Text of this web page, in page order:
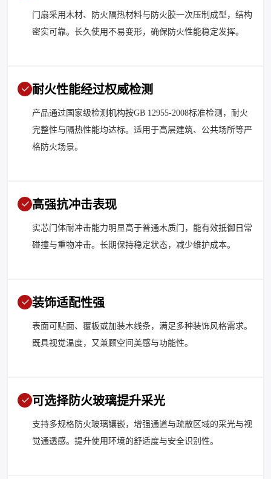
门扇采用木材、防火隔热材料与防火胶一次压制成型，结构
密实可靠。长久使用不易变形，确保防火性能稳定发挥。
耐火性能经过权威检测
产品通过国家级检测机构按GB 12955-2008标准检测，耐火
完整性与隔热性能均达标。适用于高层建筑、公共场所等严
格防火场景。
高强抗冲击表现
实芯门体耐冲击能力明显高于普通木质门，能有效抵御日常
碰撞与重物冲击。长期保持稳定状态，减少维护成本。
装饰适配性强
表面可贴面、覆板或加装木线条，满足多种装饰风格需求。
既具视觉温度，又兼顾空间美感与功能性。
可选择防火玻璃提升采光
支持多规格防火玻璃镶嵌，增强通道与疏散区域的采光与视
觉通透感。提升使用环境的舒适度与安全识别性。